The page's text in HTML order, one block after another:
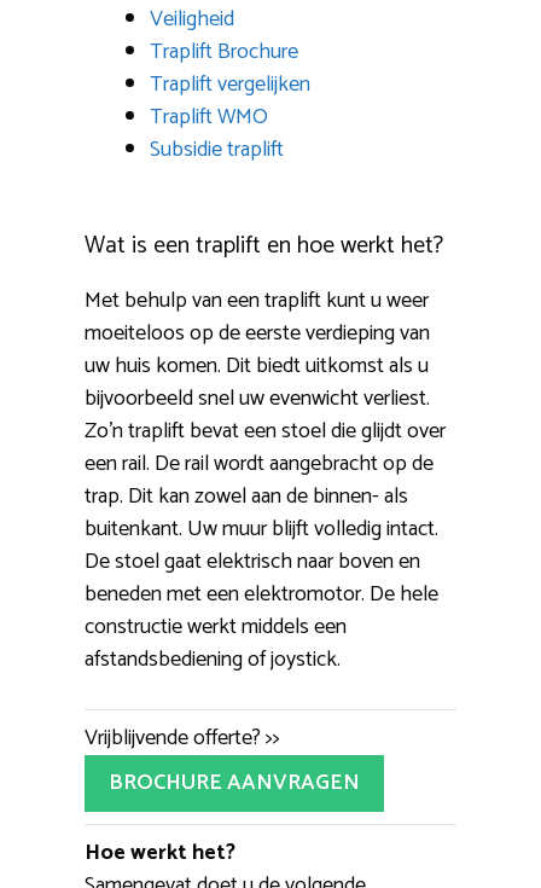
Veiligheid
Traplift Brochure
Traplift vergelijken
Traplift WMO
Subsidie traplift
Wat is een traplift en hoe werkt het?
Met behulp van een traplift kunt u weer
moeiteloos op de eerste verdieping van
uw huis komen. Dit biedt uitkomst als u
bijvoorbeeld snel uw evenwicht verliest.
Zo’n traplift bevat een stoel die glijdt over
een rail. De rail wordt aangebracht op de
trap. Dit kan zowel aan de binnen- als
buitenkant. Uw muur blijft volledig intact.
De stoel gaat elektrisch naar boven en
beneden met een elektromotor. De hele
constructie werkt middels een
afstandsbediening of joystick.
Vrijblijvende offerte? >>
BROCHURE AANVRAGEN
Hoe werkt het?